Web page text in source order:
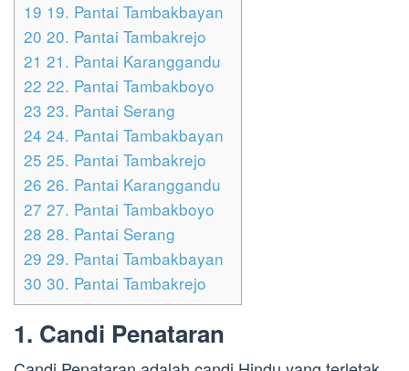
19 19. Pantai Tambakbayan
20 20. Pantai Tambakrejo
21 21. Pantai Karanggandu
22 22. Pantai Tambakboyo
23 23. Pantai Serang
24 24. Pantai Tambakbayan
25 25. Pantai Tambakrejo
26 26. Pantai Karanggandu
27 27. Pantai Tambakboyo
28 28. Pantai Serang
29 29. Pantai Tambakbayan
30 30. Pantai Tambakrejo
1. Candi Penataran